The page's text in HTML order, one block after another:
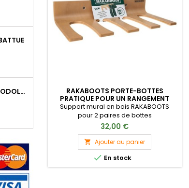
LIVRET "METHODOLOGIE POUR DETERMINER L'AGE DES CHEVREUILS"
RAKABOOTS PORTE-BOTTES
PRATIQUE POUR UN RANGEMENT
OPTIMAL
Support mural en bois RAKABOOTS
pour 2 paires de bottes
32,00 €
 Ajouter au panier
 En stock